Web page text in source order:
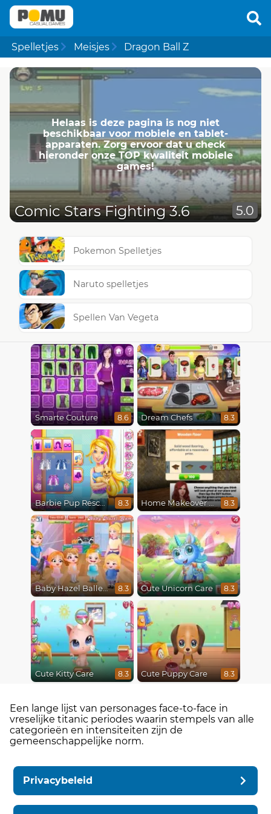
Spelletjes Meisjes Dragon Ball Z
Helaas is deze pagina is nog niet
beschikbaar voor mobiele en tablet-
apparaten. Zorg ervoor dat u check
hieronder onze TOP kwaliteit mobiele
games!
Comic Stars Fighting 3.6 5.0
Pokemon Spelletjes
Naruto spelletjes
Spellen Van Vegeta
Smarte Couture 8.6 Dream Chefs 8.3
Barbie Pup Rescue 8.3 Home Makeover Hidden Object 8.3
Baby Hazel Ballerina Dance 8.3 Cute Unicorn Care 8.3
Cute Kitty Care 8.3 Cute Puppy Care 8.3
Een lange lijst van personages face-to-face in
vreselijke titanic periodes waarin stempels van alle
categorieën en intensiteiten zijn de
gemeenschappelijke norm.
Privacybeleid